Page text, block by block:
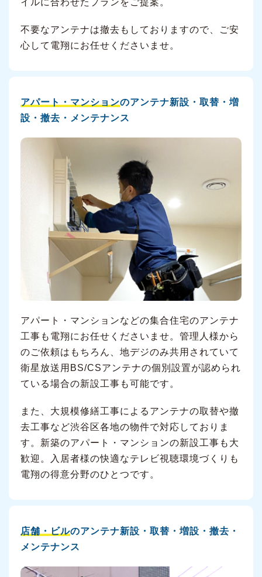
イルに合わせたプランをご提案。
不要なアンテナは撤去もしておりますので、ご安
心して電翔にお任せくださいませ。
アパート・マンションのアンテナ新設・取替・増
設・撤去・メンテナンス
アパート・マンションなどの集合住宅のアンテナ
工事も電翔にお任せくださいませ。管理人様から
のご依頼はもちろん、地デジのみ共用されていて
衛星放送用BS/CSアンテナの個別設置が認められ
ている場合の新設工事も可能です。
また、大規模修繕工事によるアンテナの取替や撤
去工事など渋谷区各地の物件で対応しておりま
す。新築のアパート・マンションの新設工事も大
歓迎。入居者様の快適なテレビ視聴環境づくりも
電翔の得意分野のひとつです。
店舗・ビルのアンテナ新設・取替・増設・撤去・
メンテナンス